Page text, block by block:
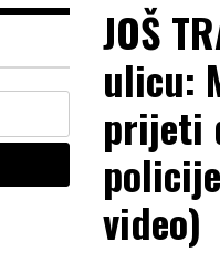
JOŠ
ulicu:
prijeti
video)